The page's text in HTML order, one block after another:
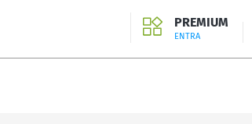
PREMIUM
ENTRA